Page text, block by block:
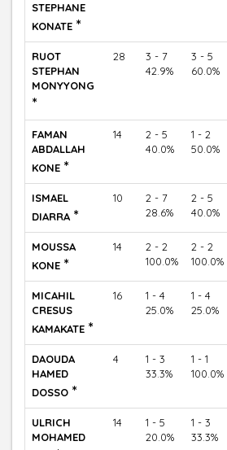
STEPHANE
KONATE *
RUOT
STEPHAN
MONYYONG
*
28
3 - 7
42.9%
3 - 5
60.0%
FAMAN
ABDALLAH
KONE *
14
2 - 5
40.0%
1 - 2
50.0%
ISMAEL
DIARRA *
10
2 - 7
28.6%
2 - 5
40.0%
MOUSSA
KONE *
14
2 - 2
100.0%
2 - 2
100.0%
MICAHIL
CRESUS
KAMAKATE *
16
1 - 4
25.0%
1 - 4
25.0%
DAOUDA
HAMED
DOSSO *
4
1 - 3
33.3%
1 - 1
100.0%
ULRICH
MOHAMED
14
1 - 5
20.0%
1 - 3
33.3%